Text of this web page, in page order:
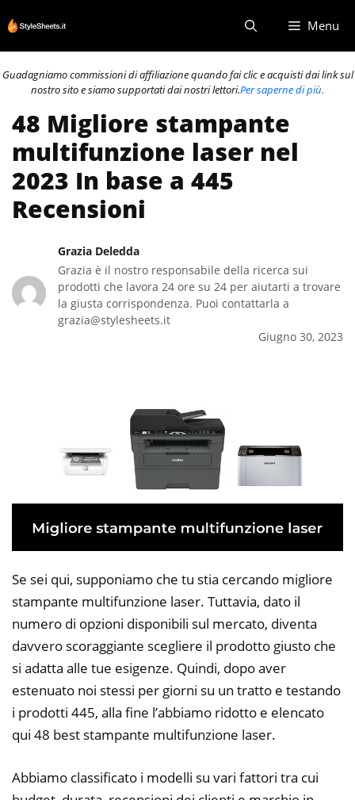
al
contenuto
Menu
Guadagniamo commissioni di affiliazione quando fai clic e acquisti dai link sul
nostro sito e siamo supportati dai nostri lettori.Per saperne di più.
48 Migliore stampante
multifunzione laser nel
2023 In base a 445
Recensioni
Grazia Deledda
Grazia è il nostro responsabile della ricerca sui
prodotti che lavora 24 ore su 24 per aiutarti a trovare
la giusta corrispondenza. Puoi contattarla a
grazia@stylesheets.it
Giugno 30, 2023
Se sei qui, supponiamo che tu stia cercando migliore
stampante multifunzione laser. Tuttavia, dato il
numero di opzioni disponibili sul mercato, diventa
davvero scoraggiante scegliere il prodotto giusto che
si adatta alle tue esigenze. Quindi, dopo aver
estenuato noi stessi per giorni su un tratto e testando
i prodotti 445, alla fine l’abbiamo ridotto e elencato
qui 48 best stampante multifunzione laser.
Abbiamo classificato i modelli su vari fattori tra cui